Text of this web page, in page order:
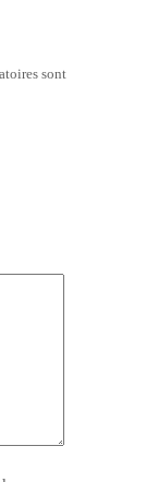
sont